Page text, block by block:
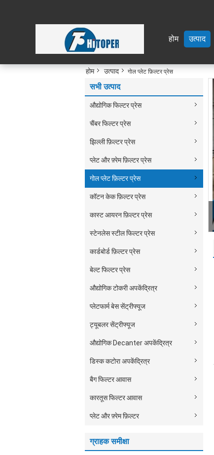
होम उत्पाद
होम उत्पाद गोल प्लेट फ़िल्टर प्रेस
सभी उत्पाद
औद्योगिक फिल्टर प्रेस
चैंबर फिल्टर प्रेस
झिल्ली फ़िल्टर प्रेस
प्लेट और फ़्रेम फ़िल्टर प्रेस
गोल प्लेट फ़िल्टर प्रेस
कॉटन केक फ़िल्टर प्रेस
कास्ट आयरन फ़िल्टर प्रेस
स्टेनलेस स्टील फिल्टर प्रेस
कार्डबोर्ड फ़िल्टर प्रेस
बेल्ट फिल्टर प्रेस
औद्योगिक टोकरी अपकेंद्रित्र
प्लेटफार्म बेस सेंट्रीफ्यूज
ट्यूबलर सेंट्रीफ्यूज
औद्योगिक Decanter अपकेंद्रित्र
डिस्क कटोरा अपकेंद्रित्र
बैग फिल्टर आवास
कारतूस फिल्टर आवास
प्लेट और फ़्रेम फ़िल्टर
ग्राहक समीक्षा